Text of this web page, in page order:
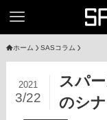
ホーム SASコラム
スパ
のシ
2021
3/22